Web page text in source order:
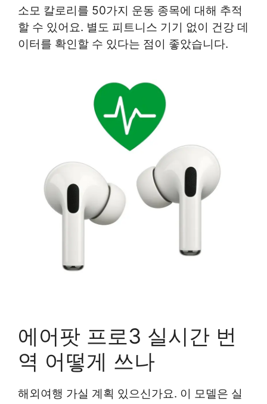
소모 칼로리를 50가지 운동 종목에 대해 추적
할 수 있어요. 별도 피트니스 기기 없이 건강 데
이터를 확인할 수 있다는 점이 좋았습니다.
에어팟 프로3 실시간 번
역 어떻게 쓰나
해외여행 가실 계획 있으신가요. 이 모델은 실